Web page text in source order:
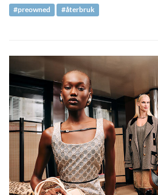
#preowned #återbruk